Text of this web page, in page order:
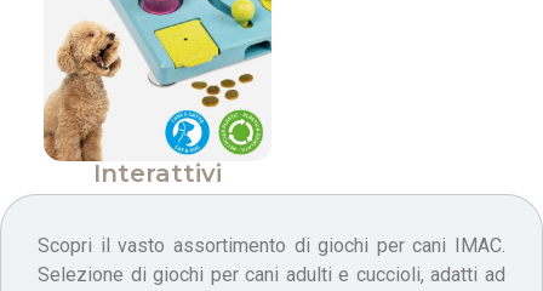
Interattivi
Scopri il vasto assortimento di giochi per cani IMAC.
Selezione di giochi per cani adulti e cuccioli, adatti ad